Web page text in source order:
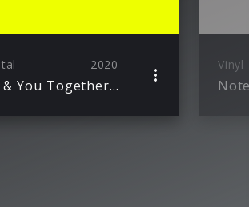
2020
Me & You Together Song
Vinyl